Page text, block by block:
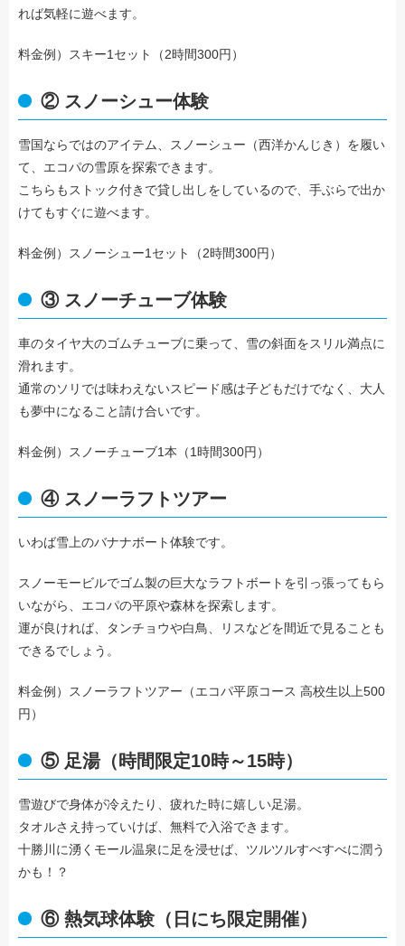
れば気軽に遊べます。
料金例）スキー1セット（2時間300円）
② スノーシュー体験
雪国ならではのアイテム、スノーシュー（西洋かんじき）を履い
て、エコパの雪原を探索できます。
こちらもストック付きで貸し出しをしているので、手ぶらで出か
けてもすぐに遊べます。
料金例）スノーシュー1セット（2時間300円）
③ スノーチューブ体験
車のタイヤ大のゴムチューブに乗って、雪の斜面をスリル満点に
滑れます。
通常のソリでは味わえないスピード感は子どもだけでなく、大人
も夢中になること請け合いです。
料金例）スノーチューブ1本（1時間300円）
④ スノーラフトツアー
いわば雪上のバナナボート体験です。
スノーモービルでゴム製の巨大なラフトボートを引っ張ってもら
いながら、エコパの平原や森林を探索します。
運が良ければ、タンチョウや白鳥、リスなどを間近で見ることも
できるでしょう。
料金例）スノーラフトツアー（エコパ平原コース 高校生以上500
円）
⑤ 足湯（時間限定10時～15時）
雪遊びで身体が冷えたり、疲れた時に嬉しい足湯。
タオルさえ持っていけば、無料で入浴できます。
十勝川に湧くモール温泉に足を浸せば、ツルツルすべすべに潤う
かも！？
⑥ 熱気球体験（日にち限定開催）